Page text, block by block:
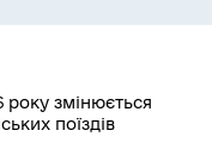
року змінюється
поїздів